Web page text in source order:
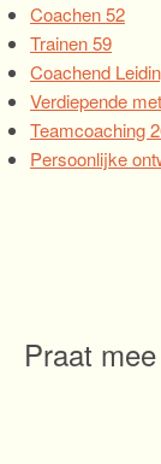
Coachen52
Trainen59
Coachend
Verdiepende
Teamcoaching
Persoonlijke
Praat mee